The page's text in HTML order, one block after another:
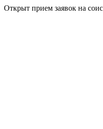
Открыт прием заявок на